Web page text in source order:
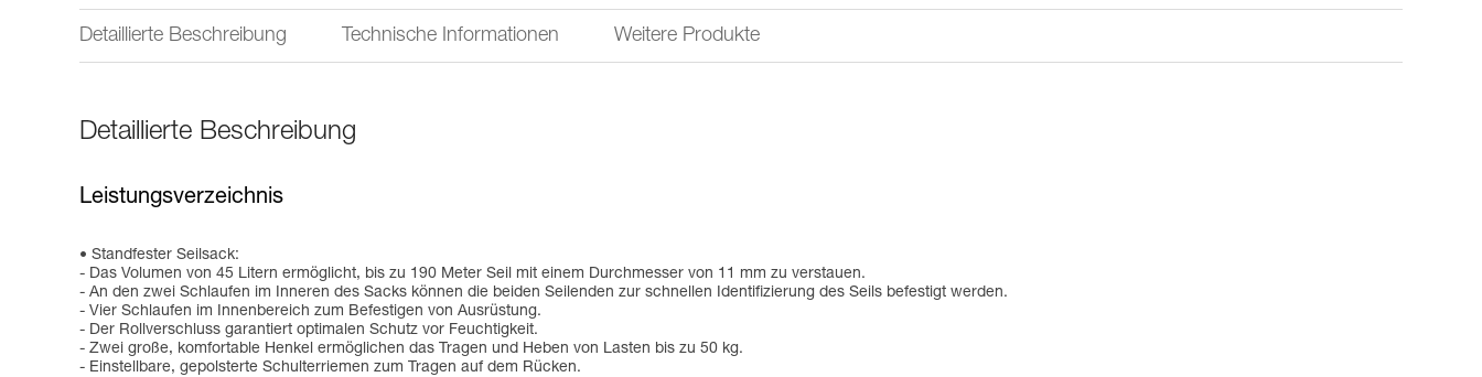
Detaillierte Beschreibung Technische Informationen Weitere Produkte
Detaillierte Beschreibung
Leistungsverzeichnis
Standfester Seilsack:
- Das Volumen von 45 Litern ermöglicht, bis zu 190 Meter Seil mit einem Durchmesser von 11 mm zu verstauen.
- An den zwei Schlaufen im Inneren des Sacks können die beiden Seilenden zur schnellen Identifizierung des Seils befestigt werden.
- Vier Schlaufen im Innenbereich zum Befestigen von Ausrüstung.
- Der Rollverschluss garantiert optimalen Schutz vor Feuchtigkeit.
- Zwei große, komfortable Henkel ermöglichen das Tragen und Heben von Lasten bis zu 50 kg.
- Einstellbare, gepolsterte Schulterriemen zum Tragen auf dem Rücken.